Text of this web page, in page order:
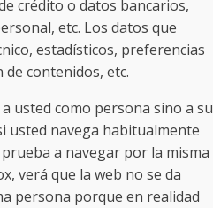
crédito o datos bancarios,
etc. Los datos que
estadísticos, preferencias
contenidos, etc.
usted como persona sino a su
usted navega habitualmente
a navegar por la misma
verá que la web no se da
persona porque en realidad